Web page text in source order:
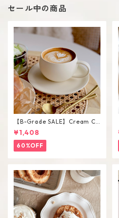
セール中の商品
【B-Grade SALE】Cream Co
lor Round Shape Cup Saucer
Set
¥1,408
60%OFF